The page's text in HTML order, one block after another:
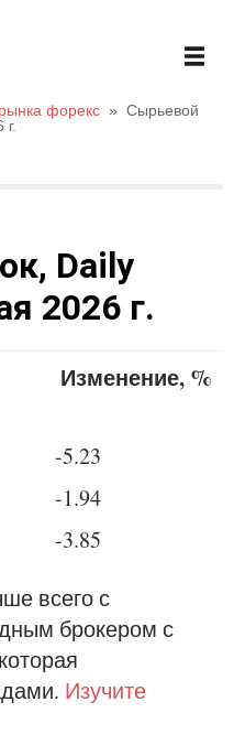
форекс » Сырьевой
Daily
2026 г.
Изменение, %
-5.23
-1.94
-3.85
всего с
брокером с
Изучите